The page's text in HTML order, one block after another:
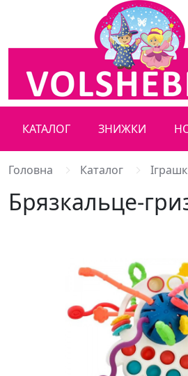
КАТАЛОГ ЗНИЖКИ
Головна Каталог
Брязкальце-